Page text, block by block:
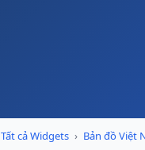
Tất cả Widgets › Bản đồ Việt